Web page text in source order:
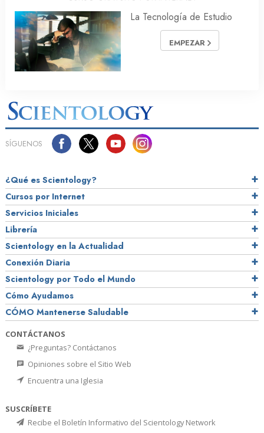
La Tecnología de Estudio
EMPEZAR
SÍGUENOS
¿Qué es Scientology?
Cursos por Internet
Servicios Iniciales
Librería
Scientology en la Actualidad
Conexión Diaria
Scientology por Todo el Mundo
Cómo Ayudamos
CÓMO Mantenerse Saludable
CONTÁCTANOS
¿Preguntas? Contáctanos
Opiniones sobre el Sitio Web
Encuentra una Iglesia
SUSCRÍBETE
Recibe el Boletín Informativo del Scientology Network